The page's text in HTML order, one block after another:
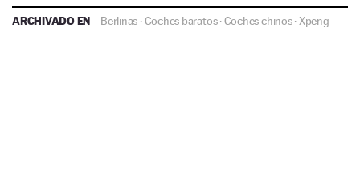
ARCHIVADO EN Berlinas ·Coches baratos·Coches chinos· Xpeng